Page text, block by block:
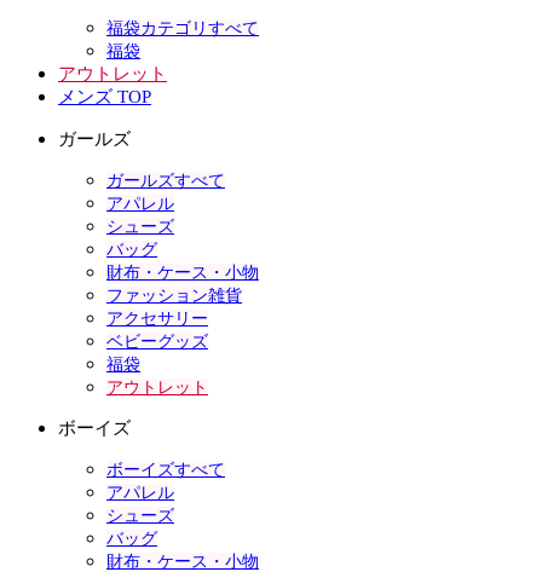
福袋カテゴリすべて
福袋
アウトレット
メンズ TOP
ガールズ
ガールズすべて
アパレル
シューズ
バッグ
財布・ケース・小物
ファッション雑貨
アクセサリー
ベビーグッズ
福袋
アウトレット
ボーイズ
ボーイズすべて
アパレル
シューズ
バッグ
財布・ケース・小物